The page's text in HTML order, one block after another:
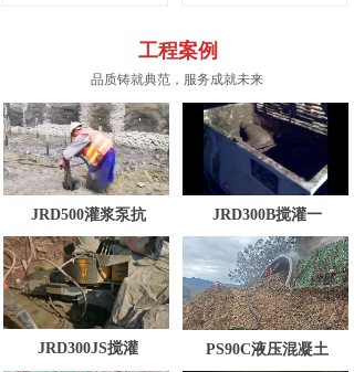
工程案例
品质铸就典范，服务成就未来
JRD500灌浆泵抗 JRD300B搅灌一
JRD300JS搅灌 PS90C液压混凝土